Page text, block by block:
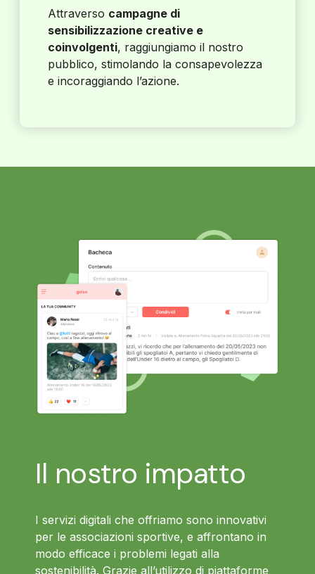
Attraverso campagne di
sensibilizzazione creative e
coinvolgenti, raggiungiamo il nostro
pubblico, stimolando la consapevolezza
e incoraggiando l’azione.
Il nostro impatto
I servizi digitali che offriamo sono innovativi
per le associazioni sportive, e affrontano in
modo efficace i problemi legati alla
sostenibilità. Grazie all’utilizzo di piattaforme